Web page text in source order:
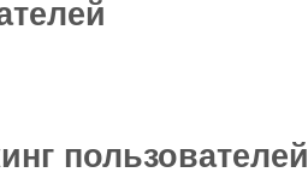
пользователей